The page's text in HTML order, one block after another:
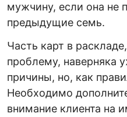
мужчину, если она не
предыдущие семь.
Часть карт в
проблему, наверняка
причины, но, как
Необходимо
внимание клиента на